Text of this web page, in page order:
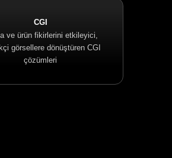
CGI
ve ürün fikirlerini etkileyici,
görsellere dönüştüren CGI
çözümleri